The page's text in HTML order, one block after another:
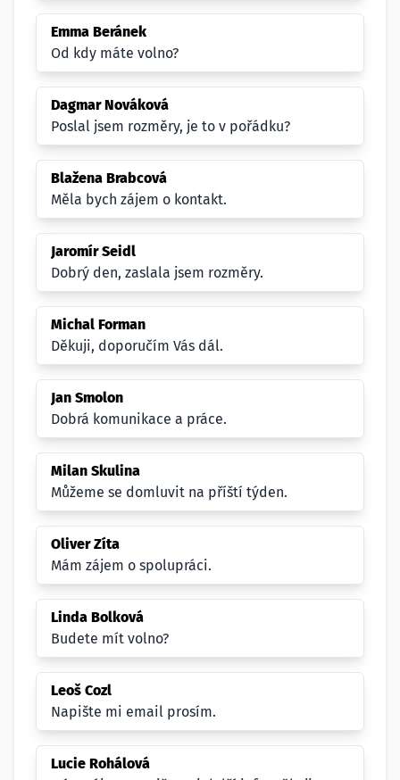
Emma Beránek
Od kdy máte volno?
Dagmar Nováková
Poslal jsem rozměry, je to v pořádku?
Blažena Brabcová
Měla bych zájem o kontakt.
Jaromír Seidl
Dobrý den, zaslala jsem rozměry.
Michal Forman
Děkuji, doporučím Vás dál.
Jan Smolon
Dobrá komunikace a práce.
Milan Skulina
Můžeme se domluvit na příští týden.
Oliver Zíta
Mám zájem o spolupráci.
Linda Bolková
Budete mít volno?
Leoš Cozl
Napište mi email prosím.
Lucie Rohálová